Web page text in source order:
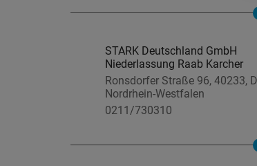
STARK Deutschland GmbH
Niederlassung Raab Karcher
Ronsdorfer Straße 96, 40233,
Nordrhein-Westfalen
0211/730310